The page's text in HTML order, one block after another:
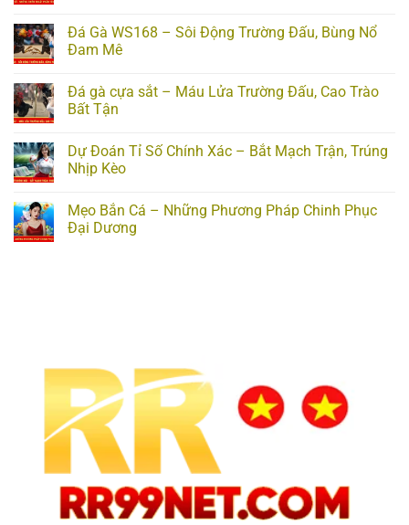
Đá Gà WS168 – Sôi Động Trường Đấu, Bùng Nổ
Đam Mê
Đá gà cựa sắt – Máu Lửa Trường Đấu, Cao Trào
Bất Tận
Dự Đoán Tỉ Số Chính Xác – Bắt Mạch Trận, Trúng
Nhịp Kèo
Mẹo Bắn Cá – Những Phương Pháp Chinh Phục
Đại Dương